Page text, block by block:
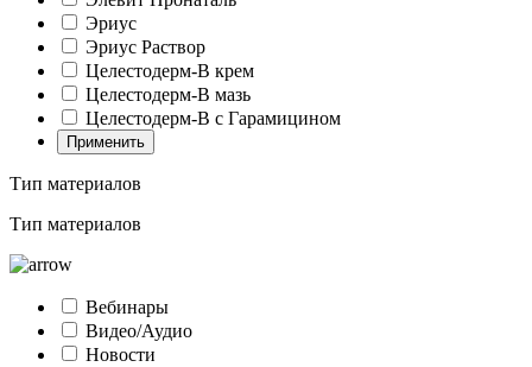
Эриус
Эриус Раствор
Целестодерм-В крем
Целестодерм-В мазь
Целестодерм-В с Гарамицином
Применить
Тип материалов
Тип материалов
Вебинары
Видео/Аудио
Новости